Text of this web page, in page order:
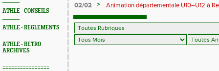
ATHLE - CONSEILS
ATHLE - REGLEMENTS
ATHLE - RETRO
ARCHIVES
================
02/02
>
Animation départementale U10–U12 à